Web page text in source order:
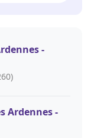
-
Ardennes -